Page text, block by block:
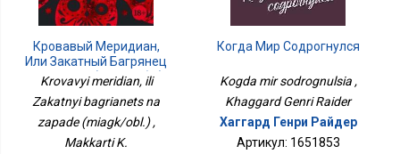
Кровавый Меридиан,
Или Закатный Багрянец
На Западе (мягк/обл.)
Krovavyi meridian, ili
Zakatnyi bagrianets na
zapade (miagk/obl.) ,
Makkarti K.
Когда Мир Содрогнулся
Kogda mir sodrognulsia ,
Khaggard Genri Raider
Хаггард Генри Райдер
Артикул: 1651853